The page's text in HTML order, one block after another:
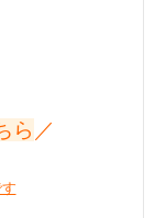
ら ／